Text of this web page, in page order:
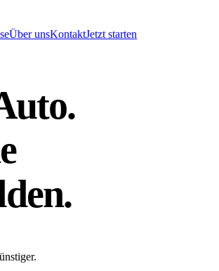
Über unsKontaktJetzt starten
.